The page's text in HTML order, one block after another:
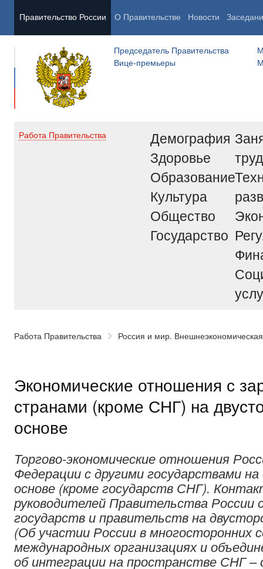
Правительство России О Правительстве Новости
Председатель Правительства
Вице-премьеры
Работа Правительства
Демография
Здоровье
Образование
Культура
Общество
Государство
труд
Работа Правительства Россия и мир.
Экономические отношения с
странами (кроме СНГ) на
основе
Торгово-экономические отношения
Федерации с другими государствами
основе (кроме государств СНГ).
руководителей Правительства России
государств и правительств на
(Об участии России в многосторонних
международных организациях и
об интеграции на пространстве СНГ –